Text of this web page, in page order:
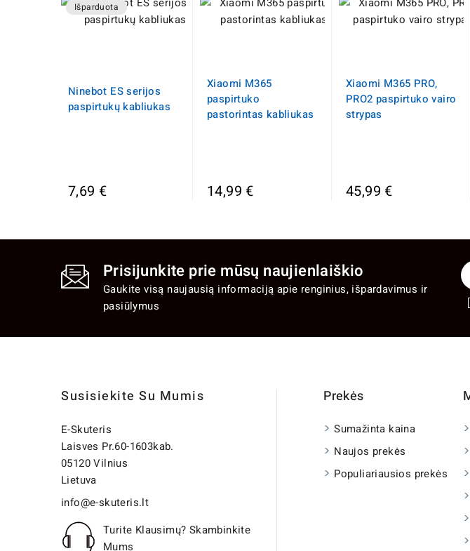
Išparduota
Ninebot ES serijos
paspirtukų kabliukas
7,69 €
Xiaomi M365
paspirtuko
pastorintas kabliukas
14,99 €
Xiaomi M365 PRO,
PRO2 paspirtuko vairo
strypas
45,99 €
Prisijunkite prie mūsų naujienlaiškio
Gaukite visą naujausią informaciją apie renginius, išpardavimus ir
pasiūlymus
Susisiekite Su Mumis
E-Skuteris
Laisves Pr.60-1603kab.
05120 Vilnius
Lietuva
info@e-skuteris.lt
Turite Klausimų? Skambinkite
Mums
Prekės
Sumažinta kaina
Naujos prekės
Populiariausios prekės